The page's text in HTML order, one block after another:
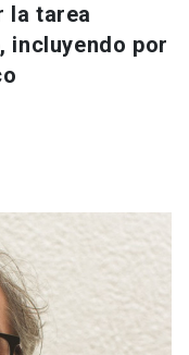
la tarea
incluyendo por